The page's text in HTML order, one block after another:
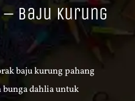
Baju Kurung
baju kurung pahang
dahlia untuk